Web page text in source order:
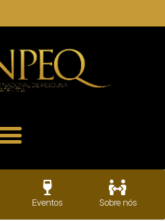
Eventos Sobre nós